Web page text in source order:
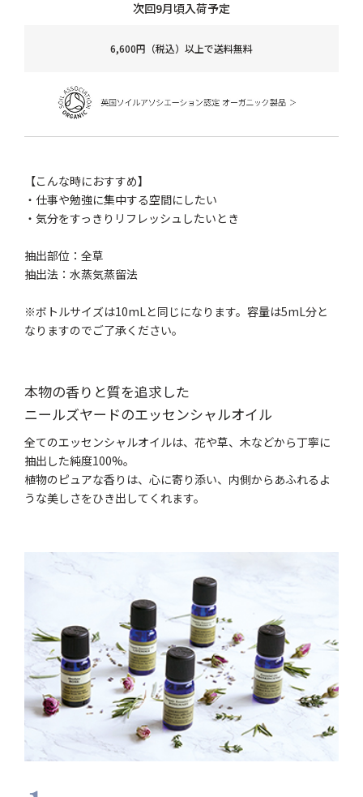
次回9月頃入荷予定
6,600円（税込）以上で送料無料
【こんな時におすすめ】
・仕事や勉強に集中する空間にしたい
・気分をすっきりリフレッシュしたいとき
抽出部位：全草
抽出法：水蒸気蒸留法
※ボトルサイズは10mLと同じになります。容量は5mL分と
なりますのでご了承ください。
本物の香りと質を追求した
ニールズヤードのエッセンシャルオイル
全てのエッセンシャルオイルは、花や草、木などから丁寧に
抽出した純度100%。
植物のピュアな香りは、心に寄り添い、内側からあふれるよ
うな美しさをひき出してくれます。